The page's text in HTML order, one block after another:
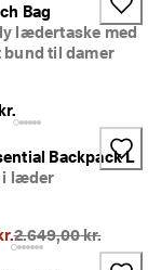
Bag
lædertaske med
bund til damer
Backpack L
i læder
Oprindelig pris
2.649,00 kr.